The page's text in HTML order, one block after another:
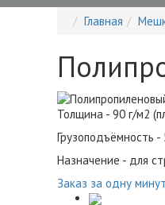
Главная
Толщина - 90 г/м2
Грузоподъёмность -
Назначение - для
Заказ за одну